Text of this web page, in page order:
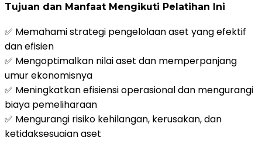
Tujuan dan Manfaat Mengikuti Pelatihan Ini
✅ Memahami strategi pengelolaan aset yang efektif
dan efisien
✅ Mengoptimalkan nilai aset dan memperpanjang
umur ekonomisnya
✅ Meningkatkan efisiensi operasional dan mengurangi
biaya pemeliharaan
✅ Mengurangi risiko kehilangan, kerusakan, dan
ketidaksesuaian aset